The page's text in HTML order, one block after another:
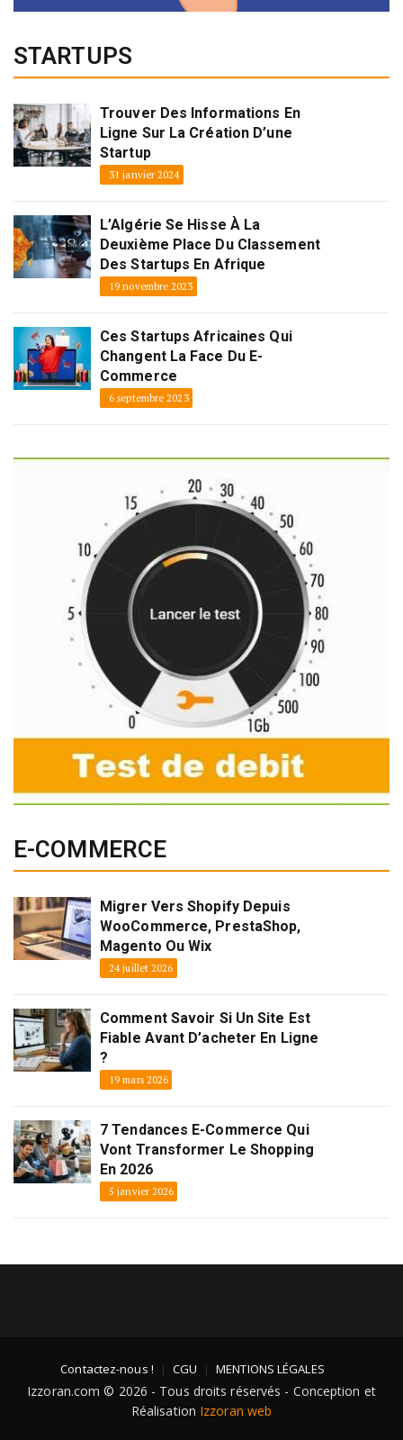
STARTUPS
Trouver Des Informations En
Ligne Sur La Création D’une
Startup
31 janvier 2024
L’Algérie Se Hisse À La
Deuxième Place Du Classement
Des Startups En Afrique
19 novembre 2023
Ces Startups Africaines Qui
Changent La Face Du E-
Commerce
6 septembre 2023
E-COMMERCE
Migrer Vers Shopify Depuis
WooCommerce, PrestaShop,
Magento Ou Wix
24 juillet 2026
Comment Savoir Si Un Site Est
Fiable Avant D’acheter En Ligne
?
19 mars 2026
7 Tendances E-Commerce Qui
Vont Transformer Le Shopping
En 2026
5 janvier 2026
Contactez-nous ! CGU MENTIONS LÉGALES
Izzoran.com © 2026 - Tous droits réservés - Conception et
Réalisation Izzoran web